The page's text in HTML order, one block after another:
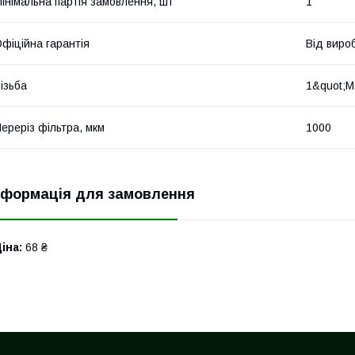
гарантія Від
1&quot;M
фільтра, мкм 1000
для замовлення
68 ₴